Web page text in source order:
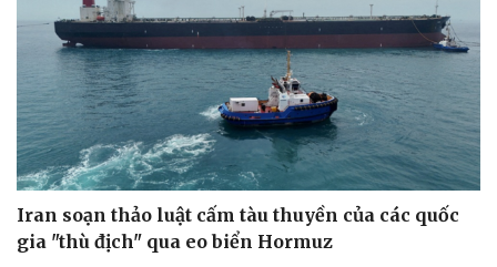
Iran soạn thảo luật cấm tàu thuyền của các quốc
gia "thù địch" qua eo biển Hormuz